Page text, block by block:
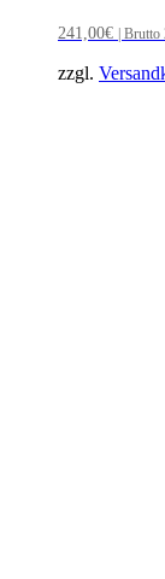
241,00€ | Brutto
zzgl.